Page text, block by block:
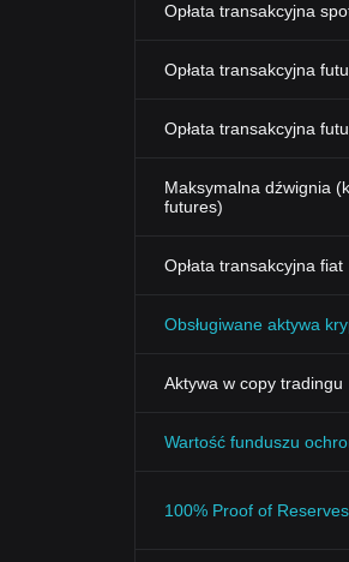
Opłata transakcyjna
Opłata transakcyjna
Opłata transakcyjna
Maksymalna dźwignia
futures)
Opłata transakcyjna fiat
Obsługiwane aktywa
Aktywa w copy tradingu
Wartość funduszu
100% Proof of Reserves